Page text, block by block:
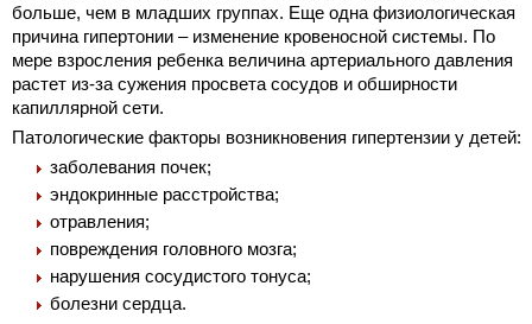
больше, чем в младших группах. Еще одна физиологическая
причина гипертонии – изменение кровеносной системы. По
мере взросления ребенка величина артериального давления
растет из-за сужения просвета сосудов и обширности
капиллярной сети.
Патологические факторы возникновения гипертензии у детей:
заболевания почек;
эндокринные расстройства;
отравления;
повреждения головного мозга;
нарушения сосудистого тонуса;
болезни сердца.